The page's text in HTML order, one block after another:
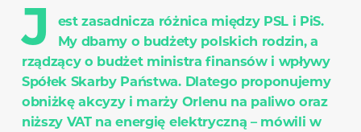
J
est zasadnicza różnica między PSL i PiS.
My dbamy o budżety polskich rodzin, a
rządzący o budżet ministra finansów i wpływy
Spółek Skarby Państwa. Dlatego proponujemy
obniżkę akcyzy i marży Orlenu na paliwo oraz
niższy VAT na energię elektryczną – mówili w